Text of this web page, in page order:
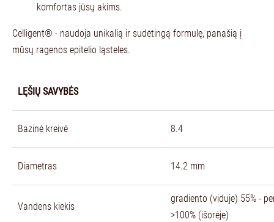
komfortas jūsų akims.
Celligent® - naudoja unikalią ir sudėtingą formulę, panašią į
mūsų ragenos epitelio ląsteles.
LĘŠIŲ SAVYBĖS
Bazinė kreivė 8.4
Diametras 14.2 mm
Vandens kiekis
gradiento (viduje) 55% -
>100% (išorėje)